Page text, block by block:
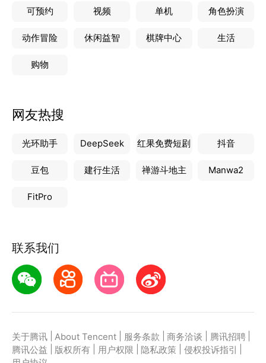
可预约 视频 单机 角色扮演
动作冒险 休闲益智 棋牌中心 生活
购物
网友热搜
光环助手 DeepSeek 红果免费短剧 抖音
豆包 建行生活 禅游斗地主 Manwa2
FitPro
联系我们
关于腾讯 About Tencent 服务条款 商务洽谈 腾讯招聘
腾讯公益
版权所有 用户权限 隐私政策 侵权投诉指引